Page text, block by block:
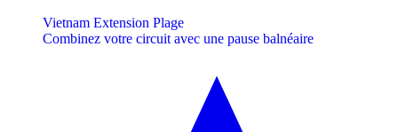
Vietnam Extension Plage
Combinez votre circuit avec une pause balnéaire